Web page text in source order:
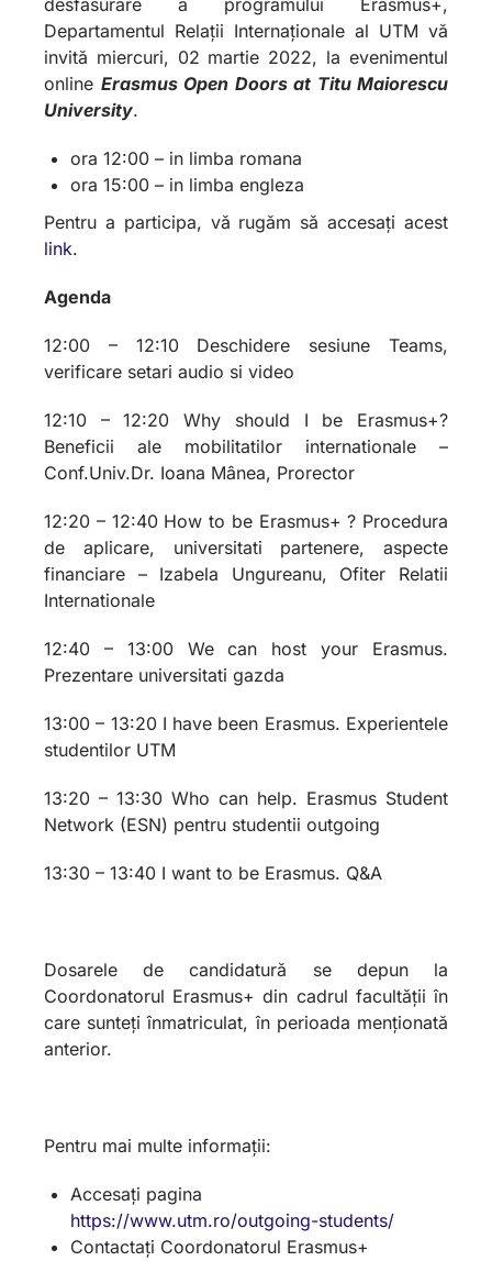
desfasurare a programului Erasmus+,
Departamentul Relaţii Internaţionale al UTM vă
invită miercuri, 02 martie 2022, la evenimentul
online Erasmus Open Doors at Titu Maiorescu
University.
ora 12:00 – in limba romana
ora 15:00 – in limba engleza
Pentru a participa, vă rugăm să accesați acest
link.
Agenda
12:00 – 12:10 Deschidere sesiune Teams,
verificare setari audio si video
12:10 – 12:20 Why should I be Erasmus+?
Beneficii ale mobilitatilor internationale –
Conf.Univ.Dr. Ioana Mânea, Prorector
12:20 – 12:40 How to be Erasmus+ ? Procedura
de aplicare, universitati partenere, aspecte
financiare – Izabela Ungureanu, Ofiter Relatii
Internationale
12:40 – 13:00 We can host your Erasmus.
Prezentare universitati gazda
13:00 – 13:20 I have been Erasmus. Experientele
studentilor UTM
13:20 – 13:30 Who can help. Erasmus Student
Network (ESN) pentru studentii outgoing
13:30 – 13:40 I want to be Erasmus. Q&A
Dosarele de candidatură se depun la
Coordonatorul Erasmus+ din cadrul facultății în
care sunteți înmatriculat, în perioada menționată
anterior.
Pentru mai multe informații:
Accesați pagina
https://www.utm.ro/outgoing-students/
Contactați Coordonatorul Erasmus+